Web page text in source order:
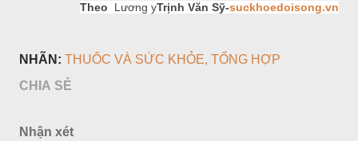
Theo Lương yTrịnh Văn Sỹ-suckhoedoisong.vn
NHÃN: THUỐC VÀ SỨC KHỎE TỔNG HỢP
CHIA SẺ
Nhận xét